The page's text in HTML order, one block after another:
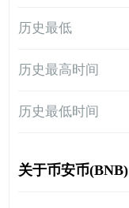
历史最低
历史最高时间
历史最低时间
关于币安币(BNB)